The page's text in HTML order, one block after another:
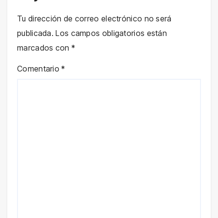
Tu dirección de correo electrónico no será
publicada. Los campos obligatorios están
marcados con *
Comentario*